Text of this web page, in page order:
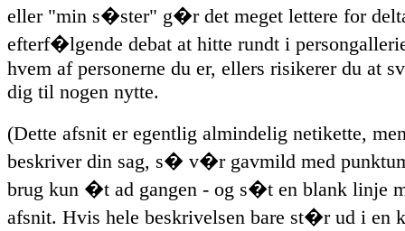
eller "min s�ster" g�r det meget lettere for
efterf�lgende debat at hitte rundt i
hvem af personerne du er, ellers risikerer du at
dig til nogen nytte.
(Dette afsnit er egentlig almindelig netikette,
beskriver din sag, s� v�r gavmild med
brug kun �t ad gangen - og s�t en blank linje
afsnit. Hvis hele beskrivelsen bare st�r ud i en